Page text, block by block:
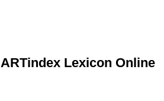
ARTindex Lexicon Online